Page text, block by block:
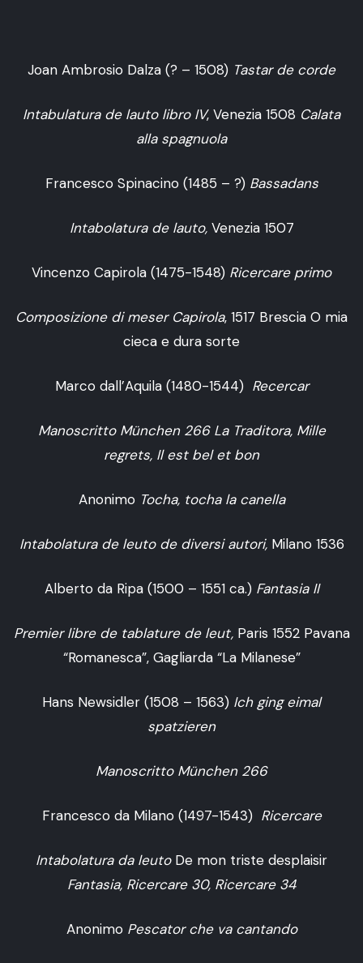
Joan Ambrosio Dalza (? – 1508) Tastar de corde
Intabulatura de lauto libro IV, Venezia 1508 Calata
alla spagnuola
Francesco Spinacino (1485 – ?) Bassadans
Intabolatura de lauto, Venezia 1507
Vincenzo Capirola (1475-1548) Ricercare primo
Composizione di meser Capirola, 1517 Brescia O mia
cieca e dura sorte
Marco dall’Aquila (1480-1544) Recercar
Manoscritto München 266 La Traditora, Mille
regrets, Il est bel et bon
Anonimo Tocha, tocha la canella
Intabolatura de leuto de diversi autori,Milano 1536
Alberto da Ripa (1500 – 1551 ca.)Fantasia II
Premier libre de tablature de leut, Paris 1552 Pavana
“Romanesca”, Gagliarda “La Milanese”
Hans Newsidler (1508 – 1563) Ich ging eimal
spatzieren
Manoscritto München 266
Francesco da Milano (1497-1543) Ricercare
Intabolatura da leutoDe mon triste desplaisir
Fantasia, Ricercare 30, Ricercare 34
Anonimo Pescator che va cantando